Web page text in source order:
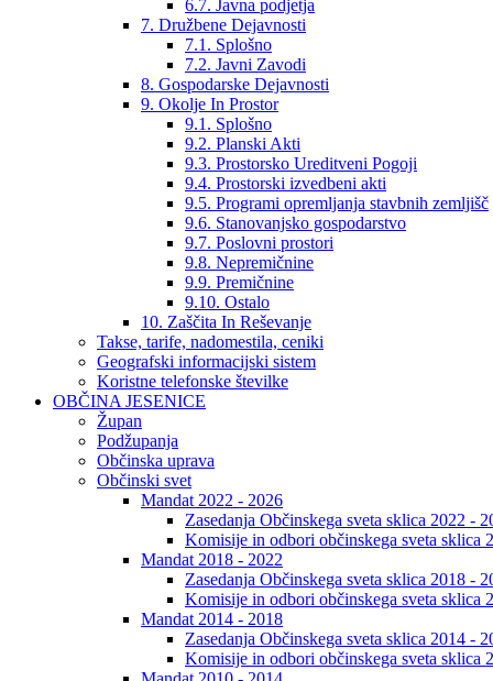
6.7. Javna podjetja
7. Družbene Dejavnosti
7.1. Splošno
7.2. Javni Zavodi
8. Gospodarske Dejavnosti
9. Okolje In Prostor
9.1. Splošno
9.2. Planski Akti
9.3. Prostorsko Ureditveni Pogoji
9.4. Prostorski izvedbeni akti
9.5. Programi opremljanja stavbnih zemljišč
9.6. Stanovanjsko gospodarstvo
9.7. Poslovni prostori
9.8. Nepremičnine
9.9. Premičnine
9.10. Ostalo
10. Zaščita In Reševanje
Takse, tarife, nadomestila, ceniki
Geografski informacijski sistem
Koristne telefonske številke
OBČINA JESENICE
Župan
Podžupanja
Občinska uprava
Občinski svet
Mandat 2022 - 2026
Zasedanja Občinskega sveta sklica 2022 -
Komisije in odbori občinskega sveta sklica
Mandat 2018 - 2022
Zasedanja Občinskega sveta sklica 2018 -
Komisije in odbori občinskega sveta sklica
Mandat 2014 - 2018
Zasedanja Občinskega sveta sklica 2014 -
Komisije in odbori občinskega sveta sklica